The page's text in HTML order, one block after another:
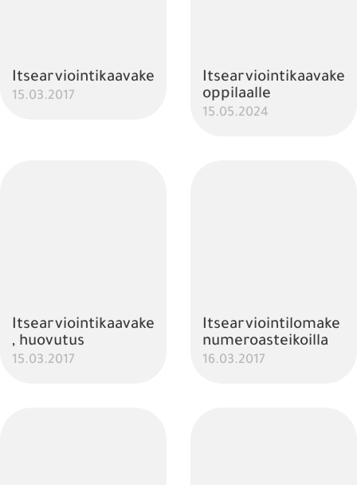
Itsearviointikaavake
15.03.2017
Itsearviointikaavake
oppilaalle
15.05.2024
Itsearviointikaavake
, huovutus
15.03.2017
Itsearviointilomake
numeroasteikoilla
16.03.2017